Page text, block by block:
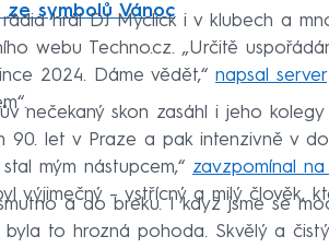
ze symbolů Vánoc
hrál DJ Myclick i v klubech a
webu Techno.cz. „Určitě
2024. Dáme vědět,“ napsal server
nečekaný skon zasáhl i jeho
90. let v Praze a pak intenzivně v
mým nástupcem,“ zavzpomínal
výjimečný – vstřícný a milý člověk,
a do breku. I když jsme se
byla to hrozná pohoda. Skvělý a